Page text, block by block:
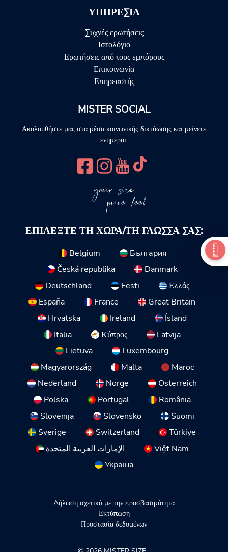
ΥΠΗΡΕΣΊΑ
Συχνές ερωτήσεις
Ιστολόγιο
Ερωτήσεις από τους εμπόρους
Επικοινωνία
Επηρεαστής
MISTER SOCIAL
Ακολουθήστε μας στα μέσα κοινωνικής δικτύωσης και μείνετε
ενήμεροι.
your size
pure feel
ΕΠΙΛΈΞΤΕ ΤΗ ΧΏΡΑ/ΤΗ ΓΛΏΣΣΑ ΣΑΣ:
Belgium
България
Česká republika
Danmark
Deutschland
Eesti
Ελλάς
España
France
Great Britain
Hrvatska
Ireland
Ísland
Italia
Κύπρος
Latvija
Lietuva
Luxembourg
Magyarország
Malta
Maroc
Nederland
Norge
Österreich
Polska
Portugal
România
Slovenija
Slovensko
Suomi
Sverige
Switzerland
Türkiye
الإمارات العربية المتحدة
Việt Nam
Україна
Δήλωση σχετικά με την προσβασιμότητα
Εκτύπωση
Προστασία δεδομένων